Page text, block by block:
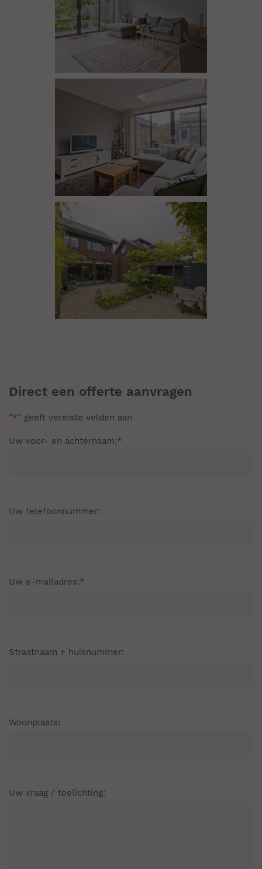
Direct een offerte aanvragen
"*" geeft vereiste velden aan
Uw voor- en achternaam:*
Uw telefoonnummer:
Uw e-mailadres:*
Straatnaam + huisnummer:
Woonplaats:
Uw vraag / toelichting: